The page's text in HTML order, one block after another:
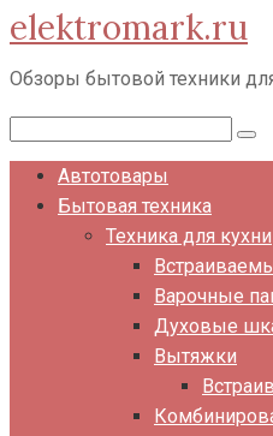
Перейти
к
контенту
elektromark.ru
Обзоры бытовой техники
Автотовары
Бытовая техника
Техника для кухни
Варочные
Духовые
Вытяжки